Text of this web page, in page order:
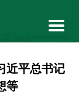
近平总书记
等